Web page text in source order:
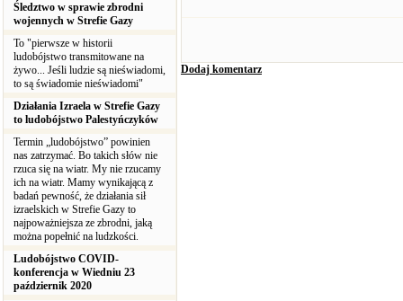
Śledztwo w sprawie zbrodni
wojennych w Strefie Gazy
To "pierwsze w historii
ludobójstwo transmitowane na
żywo... Jeśli ludzie są nieświadomi,
to są świadomie nieświadomi"
Działania Izraela w Strefie Gazy
to ludobójstwo Palestyńczyków
Termin „ludobójstwo” powinien
nas zatrzymać. Bo takich słów nie
rzuca się na wiatr. My nie rzucamy
ich na wiatr. Mamy wynikającą z
badań pewność, że działania sił
izraelskich w Strefie Gazy to
najpoważniejsza ze zbrodni, jaką
można popełnić na ludzkości.
Ludobójstwo COVID-
konferencja w Wiedniu 23
październik 2020
Dodaj komentarz